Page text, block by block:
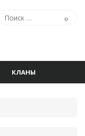
Искать:
КЛАНЫ